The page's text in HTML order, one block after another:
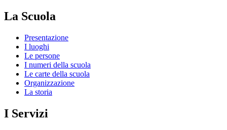
La Scuola
Presentazione
I luoghi
Le persone
I numeri della scuola
Le carte della scuola
Organizzazione
La storia
I Servizi